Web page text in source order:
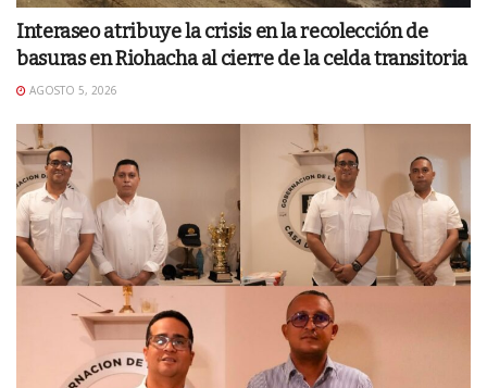
Interaseo atribuye la crisis en la recolección de
basuras en Riohacha al cierre de la celda transitoria
AGOSTO 5, 2026